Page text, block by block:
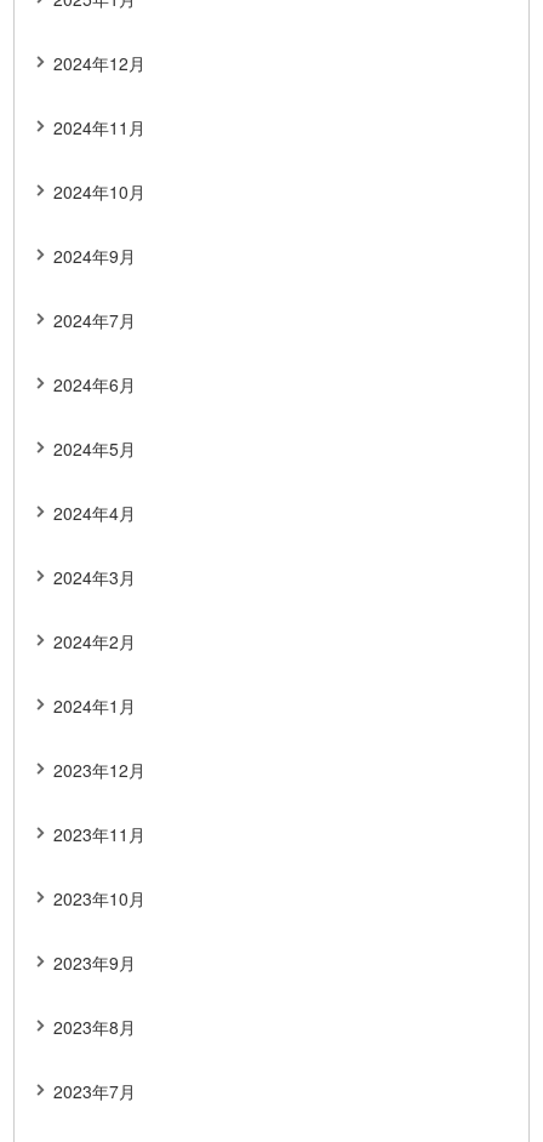
2024年12月
2024年11月
2024年10月
2024年9月
2024年7月
2024年6月
2024年5月
2024年4月
2024年3月
2024年2月
2024年1月
2023年12月
2023年11月
2023年10月
2023年9月
2023年8月
2023年7月